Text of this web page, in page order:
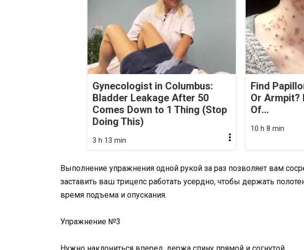
Gynecologist in Columbus:
Bladder Leakage After 50
Comes Down to 1 Thing (Stop
Doing This)
3 h 13 min
Find
Or Armpit?
Of...
10 h 8 min
Выполнение упражнения одной рукой за раз позволяет вам
заставить ваш трицепс работать усердно, чтобы держать
время подъема и опускания.
Упражнение №3